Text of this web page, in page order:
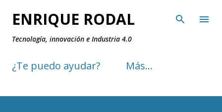
Ir al contenido principal
ENRIQUE RODAL
Tecnología, innovación e Industria 4.0
¿Te puedo ayudar? Más…